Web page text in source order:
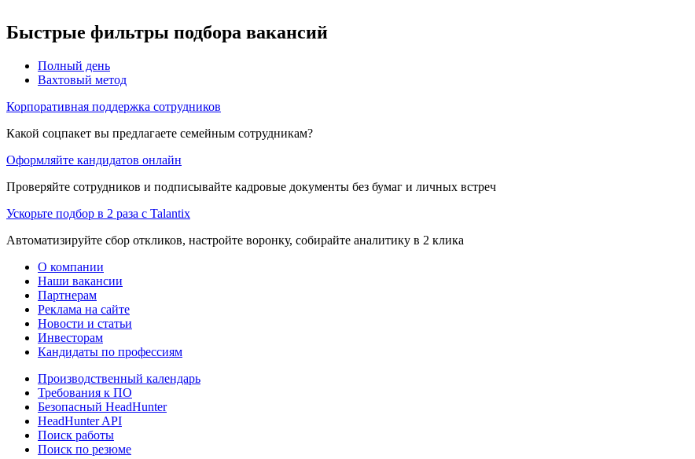
Быстрые фильтры подбора вакансий
Полный день
Вахтовый метод
Корпоративная поддержка сотрудников
Какой соцпакет вы предлагаете семейным сотрудникам?
Оформляйте кандидатов онлайн
Проверяйте сотрудников и подписывайте кадровые документы без бумаг и личных встреч
Ускорьте подбор в 2 раза с Talantix
Автоматизируйте сбор откликов, настройте воронку, собирайте аналитику в 2 клика
О компании
Наши вакансии
Партнерам
Реклама на сайте
Новости и статьи
Инвесторам
Кандидаты по профессиям
Производственный календарь
Требования к ПО
Безопасный HeadHunter
HeadHunter API
Поиск работы
Поиск по резюме